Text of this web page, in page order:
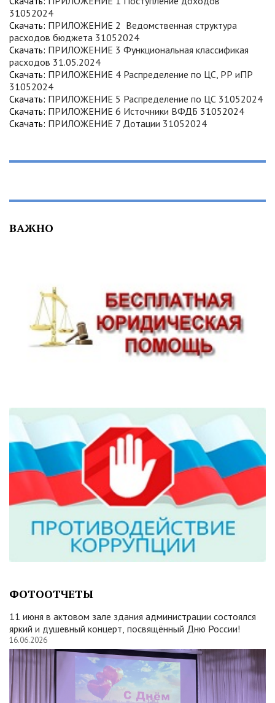
31052024
Скачать: ПРИЛОЖЕНИЕ 2 Ведомственная структура
расходов бюджета 31052024
Скачать: ПРИЛОЖЕНИЕ 3 Функциональная классификая
расходов 31.05.2024
Скачать: ПРИЛОЖЕНИЕ 4 Распределение по ЦС, РР иПР
31052024
Скачать: ПРИЛОЖЕНИЕ 5 Распределение по ЦС 31052024
Скачать: ПРИЛОЖЕНИЕ 6 Источники ВФДБ 31052024
Скачать: ПРИЛОЖЕНИЕ 7 Дотации 31052024
ВАЖНО
ФОТООТЧЕТЫ
11 июня в актовом зале здания администрации состоялся
яркий и душевный концерт, посвящённый Дню России!
16.06.2026